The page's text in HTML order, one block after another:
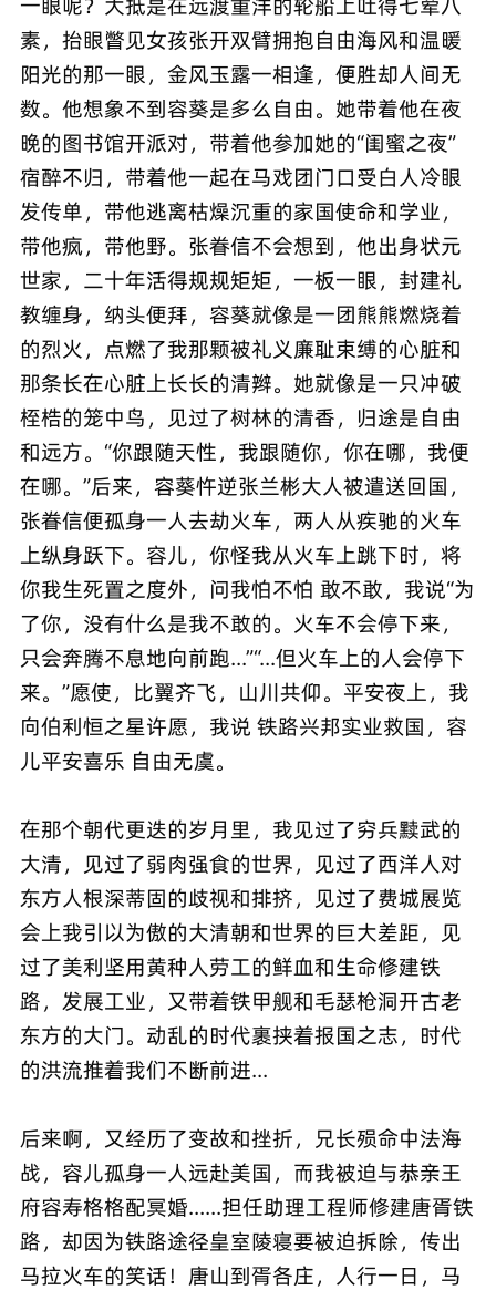
一眼呢？大抵是在远渡重洋的轮船上吐得七荤八
素，抬眼瞥见女孩张开双臂拥抱自由海风和温暖
阳光的那一眼，金风玉露一相逢，便胜却人间无
数。他想象不到容葵是多么自由。她带着他在夜
晚的图书馆开派对，带着他参加她的“闺蜜之夜”
宿醉不归，带着他一起在马戏团门口受白人冷眼
发传单，带他逃离枯燥沉重的家国使命和学业，
带他疯，带他野。张眷信不会想到，他出身状元
世家，二十年活得规规矩矩，一板一眼，封建礼
教缠身，纳头便拜，容葵就像是一团熊熊燃烧着
的烈火，点燃了我那颗被礼义廉耻束缚的心脏和
那条长在心脏上长长的清辫。她就像是一只冲破
桎梏的笼中鸟，见过了树林的清香，归途是自由
和远方。“你跟随天性，我跟随你，你在哪，我便
在哪。”后来，容葵忤逆张兰彬大人被遣送回国，
张眷信便孤身一人去劫火车，两人从疾驰的火车
上纵身跃下。容儿，你怪我从火车上跳下时，将
你我生死置之度外，问我怕不怕 敢不敢，我说“为
了你，没有什么是我不敢的。火车不会停下来，
只会奔腾不息地向前跑...”“...但火车上的人会停下
来。”愿使，比翼齐飞，山川共仰。平安夜上，我
向伯利恒之星许愿，我说 铁路兴邦实业救国，容
儿平安喜乐 自由无虞。
在那个朝代更迭的岁月里，我见过了穷兵黩武的
大清，见过了弱肉强食的世界，见过了西洋人对
东方人根深蒂固的歧视和排挤，见过了费城展览
会上我引以为傲的大清朝和世界的巨大差距，见
过了美利坚用黄种人劳工的鲜血和生命修建铁
路，发展工业，又带着铁甲舰和毛瑟枪洞开古老
东方的大门。动乱的时代裹挟着报国之志，时代
的洪流推着我们不断前进...
后来啊，又经历了变故和挫折，兄长殒命中法海
战，容儿孤身一人远赴美国，而我被迫与恭亲王
府容寿格格配冥婚......担任助理工程师修建唐胥铁
路，却因为铁路途径皇室陵寝要被迫拆除，传出
马拉火车的笑话！唐山到胥各庄，人行一日，马